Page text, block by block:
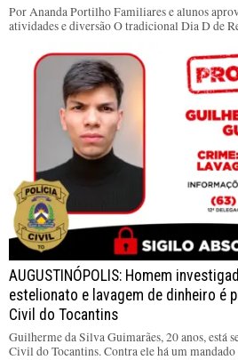
Por Ananda Portilho Familiares e alunos
atividades e diversão O tradicional Dia D de
AUGUSTINÓPOLIS: Homem
estelionato e lavagem de dinheiro é
Civil do Tocantins
Guilherme da Silva Guimarães, 20 anos, está
Civil do Tocantins. Contra ele há um